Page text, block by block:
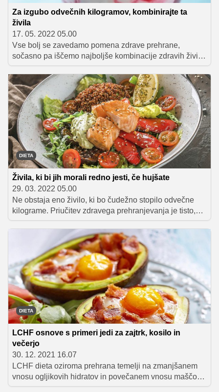
Za izgubo odvečnih kilogramov, kombinirajte ta
živila
17. 05. 2022 05.00
Vse bolj se zavedamo pomena zdrave prehrane,
sočasno pa iščemo najboljše kombinacije zdravih živil,
ki bi nam pomagale izgubiti še odvečne kilograme.
Predstavljamo vam nekaj idej za kombiniranje zdravih
živil, ki si jih lahko privoščite vsak dan in to brez slabe
vesti.
DIETA
Živila, ki bi jih morali redno jesti, če hujšate
29. 03. 2022 05.00
Ne obstaja eno živilo, ki bo čudežno stopilo odvečne
kilograme. Priučitev zdravega prehranjevanja je tisto,
kar bo dolgoročno pomagalo. Namesto da bi čez noč
začeli jesti povsem drugače, je zato bolje postopno
spreminjati navade. Počasi je treba nezdrava živila
zamenjati z zdravimi, slednja pa morajo dolgoročno
postati del prehrane.
DIETA
LCHF osnove s primeri jedi za zajtrk, kosilo in
večerjo
30. 12. 2021 16.07
LCHF dieta oziroma prehrana temelji na zmanjšanem
vnosu ogljikovih hidratov in povečanem vnosu maščob.
V nadaljevanju si preberite, katera živila so v prehrani